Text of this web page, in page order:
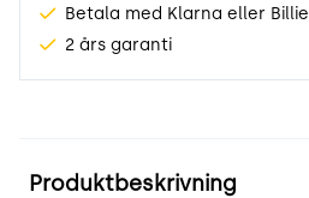
Betala med Klarna eller Billie
2 års garanti
Produktbeskrivning